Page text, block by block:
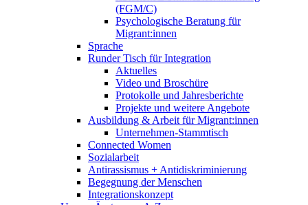
(FGM/C)
Psychologische Beratung für
Migrant:innen
Sprache
Runder Tisch für Integration
Aktuelles
Video und Broschüre
Protokolle und Jahresberichte
Projekte und weitere Angebote
Ausbildung & Arbeit für Migrant:innen
Unternehmen-Stammtisch
Connected Women
Sozialarbeit
Antirassismus + Antidiskriminierung
Begegnung der Menschen
Integrationskonzept